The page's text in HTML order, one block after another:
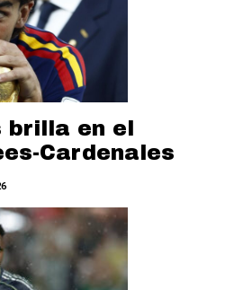
brilla en el
Cardenales